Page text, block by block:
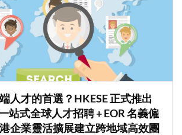
人才的首選？HKESE 正式推出
站式全球人才招聘 + EOR 名義僱
企業靈活擴展建立跨地域高效團